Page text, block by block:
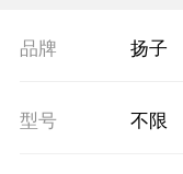
品牌 扬子
型号 不限